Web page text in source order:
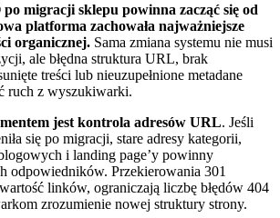
migracji sklepu powinna zacząć się od
platforma zachowała najważniejsze
organicznej. Sama zmiana systemu nie musi
ale błędna struktura URL, brak
treści lub nieuzupełnione metadane
ruch z wyszukiwarki.
jest kontrola adresów URL. Jeśli
się po migracji, stare adresy kategorii,
i landing page’y powinny
odpowiedników. Przekierowania 301
linków, ograniczają liczbę błędów 404
zrozumienie nowej struktury strony.